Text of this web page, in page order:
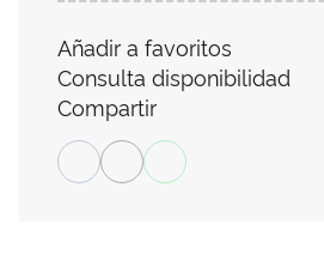
Añadir a favoritos
Consulta disponibilidad
Compartir